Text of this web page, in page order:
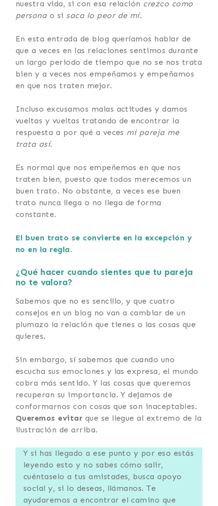
nuestra vida, si con esa relación crezco como
personao si saca lo peor de mí.
En esta entrada de blog queríamos hablar de
que a veces en las relaciones sentimos durante
un largo periodo de tiempo que no se nos trata
bien y a veces nos empeñamos y empeñamos
en que nos traten mejor.
Incluso excusamos malas actitudes y damos
vueltas y vueltas tratando de encontrar la
respuesta a por qué a veces mi pareja me
trata así.
Es normal que nos empeñemos en que nos
traten bien, puesto que todos merecemos un
buen trato. No obstante, a veces ese buen
trato nunca llega o no llega de forma
constante.
El buen trato se convierte en la excepción y
no en la regla.
¿Qué hacer cuando sientes que tu pareja
no te valora?
Sabemos que no es sencillo, y que cuatro
consejos en un blog no van a cambiar de un
plumazo la relación que tienes o las cosas que
quieres.
Sin embargo, sí sabemos que cuando uno
escucha sus emociones y las expresa, el mundo
cobra más sentido. Y las cosas que queremos
recuperan su importancia. Y dejamos de
conformarnos con cosas que son inaceptables.
Queremos evitar que se llegue al extremo de la
ilustración de arriba.
Y si has llegado a ese punto y por eso estás
leyendo esto y no sabes cómo salir,
cuéntaselo a tus amistades, busca apoyo
social y, si lo deseas, llámanos. Te
ayudaremos a encontrar el camino que